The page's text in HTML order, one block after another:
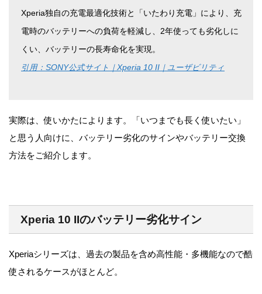
Xperia独自の充電最適化技術と「いたわり充電」により、充
電時のバッテリーへの負荷を軽減し、2年使っても劣化しに
くい、バッテリーの長寿命化を実現。
引用：SONY公式サイト｜Xperia 10 II｜ユーザビリティ
実際は、使いかたによります。「いつまでも長く使いたい」
と思う人向けに、バッテリー劣化のサインやバッテリー交換
方法をご紹介します。
Xperia 10 IIのバッテリー劣化サイン
Xperiaシリーズは、過去の製品を含め高性能・多機能なので酷
使されるケースがほとんど。